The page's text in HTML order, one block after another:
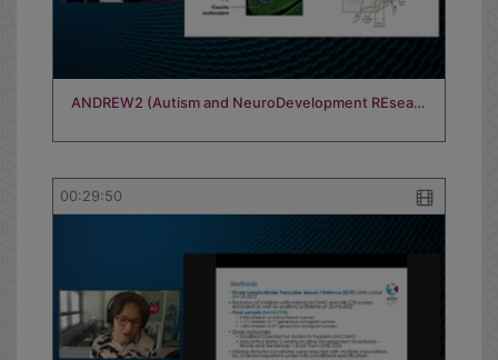
ANDREW2 (Autism and NeuroDevelopment REsea…
00:29:50